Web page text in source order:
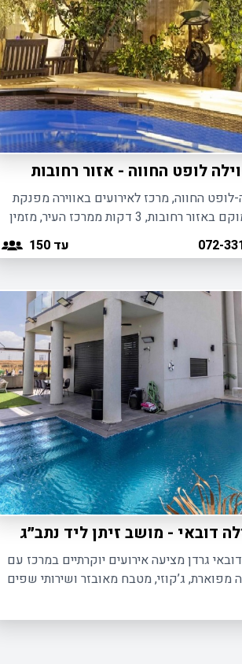
וילה לופט החווה - אזור רחובות
לופט החווה, מרכז לאירועים באווירה מפנקת
הממוקם באזור רחובות, 3 דקות ממרכז העיר, מזמין
אתכם ליהנות מאירועי בוטיק מפנקים.
072- עד 150
דובאי - מושב זיתן ליד נתב״ג
דובאי גרדן מציעה אירועים יוקרתיים במרכז עם
מפוארת, ג’קוזי, מטבח מאובזר ושירותי שפים